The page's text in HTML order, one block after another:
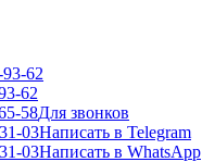
62
62
58Для звонков
03Написать в Telegram
03Написать в WhatsApp